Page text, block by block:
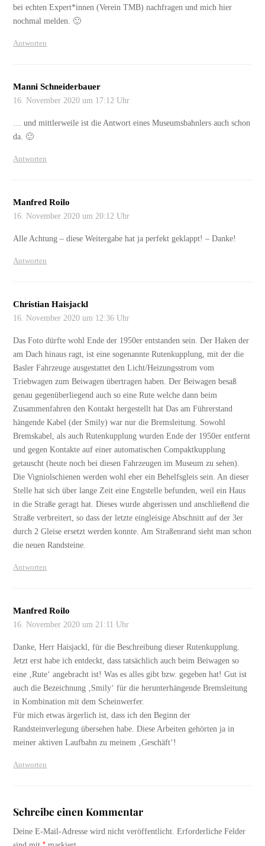
bei echten Expert*innen (Verein TMB) nachfragen und mich hier
nochmal melden. 🙂
Antworten
Manni Schneiderbauer
16. November 2020 um 17:12 Uhr
… und mittlerweile ist die Antwort eines Museumsbahnlers auch schon
da. 🙂
Antworten
Manfred Roilo
16. November 2020 um 20:12 Uhr
Alle Achtung – diese Weitergabe hat ja perfekt geklappt! – Danke!
Antworten
Christian Haisjackl
16. November 2020 um 12:36 Uhr
Das Foto dürfte wohl Ende der 1950er entstanden sein. Der Haken der
am Dach hinaus ragt, ist eine sogenannte Rutenkupplung, mit der die
Basler Fahrzeuge ausgestattet den Licht/Heizungsstrom vom
Triebwagen zum Beiwagen übertragen haben. Der Beiwagen besaß
genau gegenüberliegend auch so eine Rute welche dann beim
Zusammenfahren den Kontakt hergestellt hat Das am Führerstand
hängende Kabel (der Smily) war nur die Bremsleitung. Sowohl
Bremskabel, als auch Rutenkupplung wurden Ende der 1950er entfernt
und gegen Kontakte auf einer automatischen Compaktkupplung
getauscht (heute noch bei diesen Fahrzeugen im Museum zu sehen).
Die Vigniolschienen werden wohl eher ein Behelfsgleis sein. An dieser
Stelle hat sich über lange Zeit eine Engstelle befunden, weil ein Haus
in die Straße geragt hat. Dieses wurde abgerissen und anschließend die
Straße verbreitert, so dass der letzte eingleisige Abschnitt auf der 3er
durch 2 Gleise ersetzt werden konnte. Am Straßenrand sieht man schon
die neuen Randsteine.
Antworten
Manfred Roilo
16. November 2020 um 21:11 Uhr
Danke, Herr Haisjackl, für die Beschreibung dieser Rutenkupplung.
Jetzt erst habe ich entdeckt, dass tatsächlich auch beim Beiwagen so
eine ‚Rute‘ angebracht ist! Was es alles gibt bzw. gegeben hat! Gut ist
auch die Bezeichnung ‚Smily‘ für die herunterhängende Bremsleitung
in Kombination mit dem Scheinwerfer.
Für mich etwas ärgerlich ist, dass ich den Beginn der
Randsteinverlegung übersehen habe. Diese Arbeiten gehörten ja in
meiner aktiven Laufbahn zu meinem ‚Geschäft‘!
Antworten
Schreibe einen Kommentar
Deine E-Mail-Adresse wird nicht veröffentlicht. Erforderliche Felder
*